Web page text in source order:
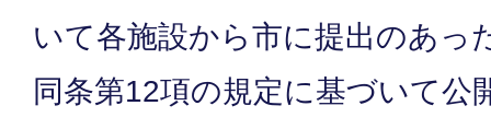
いて各施設から市に提出のあっ
同条第12項の規定に基づいて公